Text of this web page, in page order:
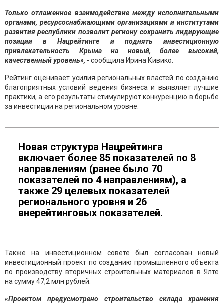
Только отлаженное взаимодействие между исполнительными
органами, ресурсоснабжающими организациями и институтами
развития республики позволит региону сохранить лидирующие
позиции в Нацрейтинге и поднять инвестиционную
привлекательность Крыма на новый, более высокий,
качественный уровень», - сообщила Ирина Кивико.
Рейтинг оценивает усилия региональных властей по созданию
благоприятных условий ведения бизнеса и выявляет лучшие
практики, а его результаты стимулируют конкуренцию в борьбе
за инвестиции на региональном уровне.
Новая структура Нацрейтинга
включает более 85 показателей по 8
направлениям (ранее было 70
показателей по 4 направлениям), а
также 29 целевых показателей
регионального уровня и 26
внерейтинговых показателей.
Также на инвестиционном совете был согласован новый
инвестиционный проект по созданию промышленного объекта
по производству вторичных строительных материалов в Ялте
на сумму 47,2 млн рублей.
«Проектом предусмотрено строительство склада хранения